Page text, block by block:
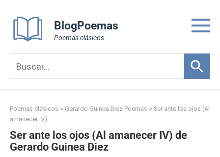
content
BlogPoemas
Poemas clásicos
Poemas clásicos > Gerardo Guinea Diez Poemas > Ser ante los ojos (Al
amanecer IV)
Ser ante los ojos (Al amanecer IV) de
Gerardo Guinea Diez